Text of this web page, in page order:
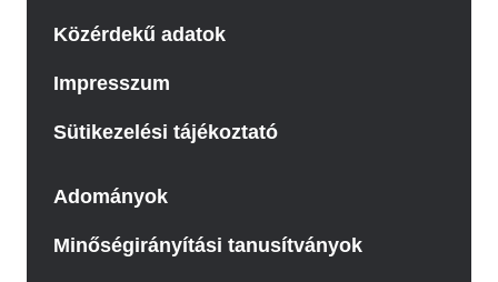
Közérdekű adatok
Impresszum
Sütikezelési tájékoztató
Adományok
Minőségirányítási tanusítványok